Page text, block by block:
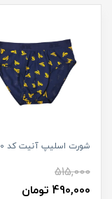
شورت اسلیپ آنیت کد 1280
515,000
490,000 تومان